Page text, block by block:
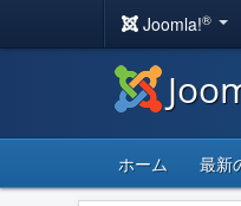
Joomla!®
ホーム 最新